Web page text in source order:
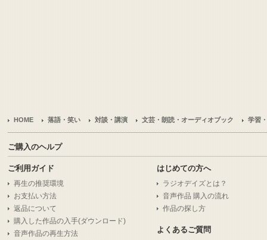
HOME 落語・笑い 対談・講演 文芸・朗読・オーディオブック 学習
ご購入のヘルプ
ご利用ガイド
再生の推奨環境
お支払い方法
返品について
購入した作品の入手(ダウンロード)
音声作品の再生方法
はじめての方へ
ラジオデイズとは？
音声作品 購入の流れ
作品の探し方
よくあるご質問